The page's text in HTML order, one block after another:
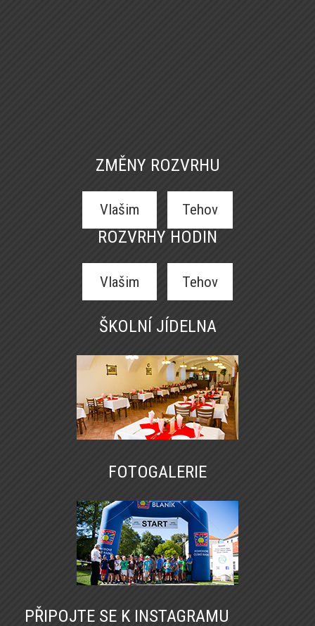
ZMĚNY ROZVRHU
Vlašim Tehov
ROZVRHY HODIN
Vlašim Tehov
ŠKOLNÍ JÍDELNA
FOTOGALERIE
PŘIPOJTE SE K INSTAGRAMU